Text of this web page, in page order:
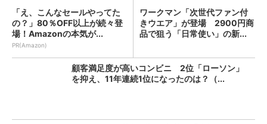
「え、こんなセールやってた
の？」80％OFF以上が続々登
場！Amazonの本気が...
PR(Amazon)
ワークマン「次世代ファン付
きウエア」が登場 2900円商
品で狙う「日常使い」の新...
顧客満足度が高いコンビニ 2位「ローソン」
を抑え、11年連続1位になったのは？（...